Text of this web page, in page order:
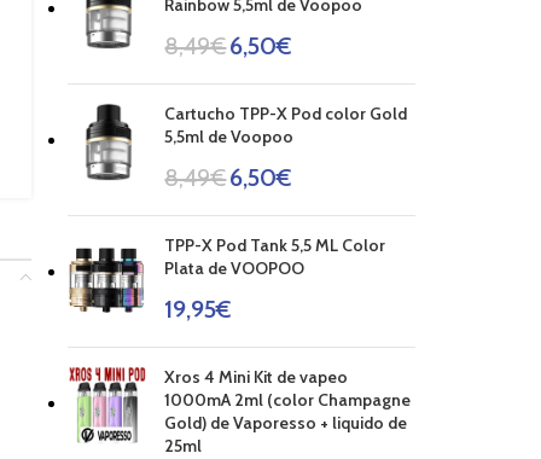
Rainbow 5,5ml de Voopoo
8,49€6,50€
Cartucho TPP-X Pod color Gold
5,5ml de Voopoo
8,49€6,50€
TPP-X Pod Tank 5,5 ML Color
Plata de VOOPOO
19,95€
Xros 4 Mini Kit de vapeo
1000mA 2ml (color Champagne
Gold) de Vaporesso + liquido de
25ml